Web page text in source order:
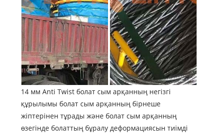
14 мм Anti Twist болат сым арқанның негізгі
құрылымы болат сым арқанның бірнеше
жіптерінен тұрады және болат сым арқанның
өзегінде болаттың бұралу деформациясын тиімді